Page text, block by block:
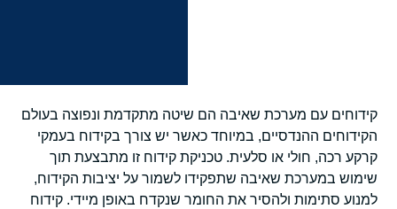
קידוחים עם מערכת שאיבה הם שיטה מתקדמת ונפוצה בעולם
הקידוחים ההנדסיים, במיוחד כאשר יש צורך בקידוח בעמקי
קרקע רכה, חולי או סלעית. טכניקת קידוח זו מתבצעת תוך
שימוש במערכת שאיבה שתפקידו לשמור על יציבות הקידוח,
למנוע סתימות ולהסיר את החומר שנקדח באופן מיידי. קידוח